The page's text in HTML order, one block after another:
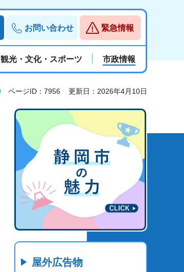
お問い合わせ 緊急情報
観光・文化・スポーツ 市政情報
ページID：7956 更新日：2026年4月10日
屋外広告物